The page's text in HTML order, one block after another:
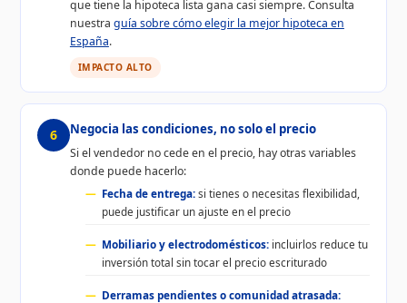
que tiene la hipoteca lista gana casi siempre. Consulta
nuestra guía sobre cómo elegir la mejor hipoteca en
España.
IMPACTO ALTO
6 Negocia las condiciones, no solo el precio
Si el vendedor no cede en el precio, hay otras variables
donde puede hacerlo:
Fecha de entrega:si tienes o necesitas flexibilidad,
puede justificar un ajuste en el precio
Mobiliario y electrodomésticos: incluirlos reduce tu
inversión total sin tocar el precio escriturado
Derramas pendientes o comunidad atrasada: